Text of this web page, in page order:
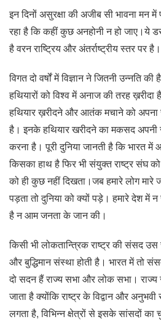
इन दिनों असुरक्षा की अजीब सी भावना मन
रहा है कि कहीं कुछ अनहोनी न हो जाए।ये
है वरन राष्ट्रिय और अंतर्राष्ट्रीय स्तर पर है।
विगत दो वर्षों में विज्ञान ने जितनी उन्नति
हथियारों को विश्व में अनाज की तरह ख़रीदा
हथियार ख़रीदने और आतंक मचाने को अपना
है। इनके हथियार खरीदने का मकसद अपनी
करना है। पूरी दुनिया जानती है कि भारत में
किसका हाथ है फिर भी संयुक्त राष्ट्र संघ
को ही कुछ नहीं दिखता।जब हमारे लोग मारे
पड़ता तो दुनिया को क्यों पड़े। हमारे देश में
है न आम जनता के जान की।
किसी भी लोकतान्त्रिक राष्ट्र की संसद
और बुद्धिमान संस्था होती है। भारत में तो
दो सदन हैं राज्य सभा और लोक सभा। राज्य
जाता है क्योंकि राष्ट्र के विद्वान और अनुभवी
लगता है, विभिन्न क्षेत्रों से इसके सांसदों का